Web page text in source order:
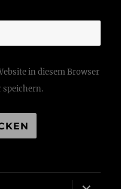
in diesem Browser
speichern.